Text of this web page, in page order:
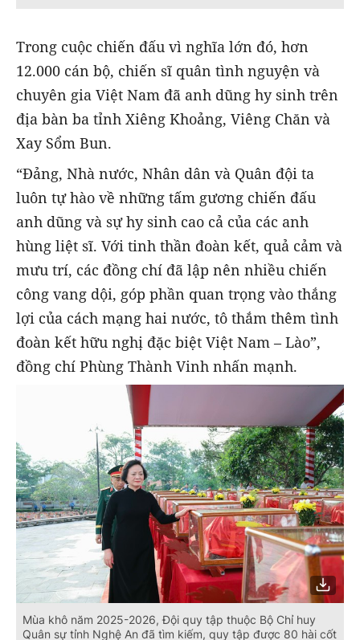
Trong cuộc chiến đấu vì nghĩa lớn đó, hơn
12.000 cán bộ, chiến sĩ quân tình nguyện và
chuyên gia Việt Nam đã anh dũng hy sinh trên
địa bàn ba tỉnh Xiêng Khoảng, Viêng Chăn và
Xay Sổm Bun.
“Đảng, Nhà nước, Nhân dân và Quân đội ta
luôn tự hào về những tấm gương chiến đấu
anh dũng và sự hy sinh cao cả của các anh
hùng liệt sĩ. Với tinh thần đoàn kết, quả cảm và
mưu trí, các đồng chí đã lập nên nhiều chiến
công vang dội, góp phần quan trọng vào thắng
lợi của cách mạng hai nước, tô thắm thêm tình
đoàn kết hữu nghị đặc biệt Việt Nam – Lào”,
đồng chí Phùng Thành Vinh nhấn mạnh.
Mùa khô năm 2025-2026, Đội quy tập thuộc Bộ Chỉ huy
Quân sự tỉnh Nghệ An đã tìm kiếm, quy tập được 80 hài cốt